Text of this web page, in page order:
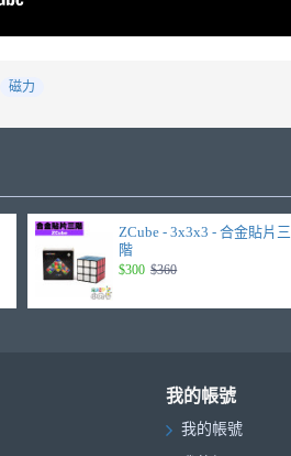
磁力
ZCube - 3x3x3 - 合金貼片三
階
$300 $360
我的帳號
我的帳號